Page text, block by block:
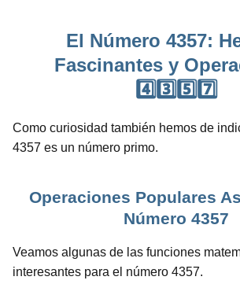
El Número 4357:
Fascinantes y
4️⃣3️⃣5️⃣7️⃣
Como curiosidad también hemos de
4357 es un número primo.
Operaciones Populares
Número 4357
Veamos algunas de las funciones
interesantes para el número 4357.